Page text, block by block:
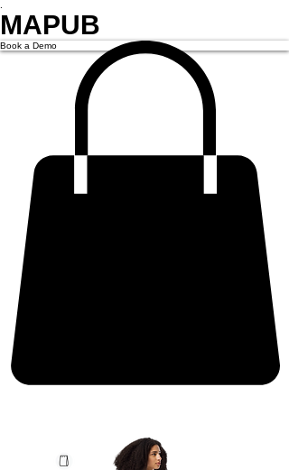
MAPUB
Book a Demo